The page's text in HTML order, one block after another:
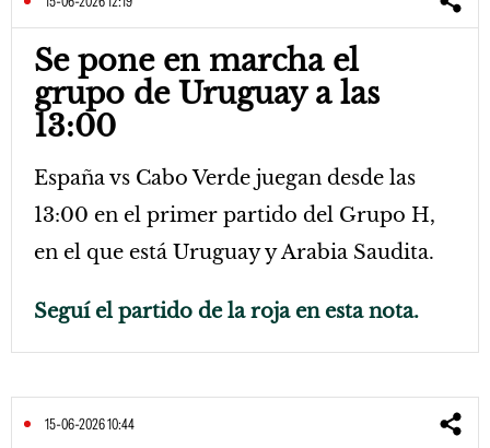
Se pone en marcha el
grupo de Uruguay a las
13:00
España vs Cabo Verde juegan desde las
13:00 en el primer partido del Grupo H,
en el que está Uruguay y Arabia Saudita.
Seguí el partido de la roja en esta nota.
15-06-2026 10:44